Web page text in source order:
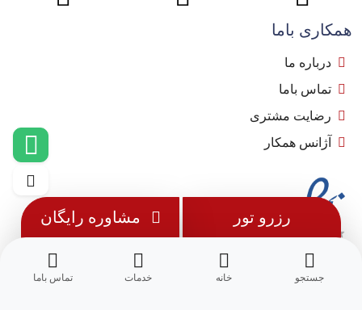
جستجو خانه خدمات تماس باما
رزرو تور مشاوره رایگان
همکاری باما
درباره ما
تماس باما
رضایت مشتری
آژانس همکار